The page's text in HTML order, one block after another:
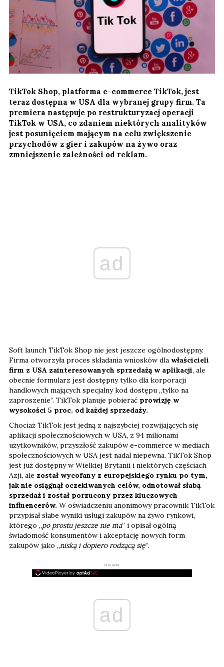
TikTok Shop, platforma e-commerce TikTok, jest
teraz dostępna w USA dla wybranej grupy firm. Ta
premiera następuje po restrukturyzacj operacji
TikTok w USA, co zdaniem niektórych analityków
jest posunięciem mającym na celu zwiększenie
przychodów z gier i zakupów na żywo oraz
zmniejszenie zależności od reklam.
ad
Soft launch TikTok Shop nie jest jeszcze ogólnodostępny.
Firma otworzyła proces składania wniosków dla właścicieli
firm z USA zainteresowanych sprzedażą w aplikacji, ale
obecnie formularz jest dostępny tylko dla korporacji
handlowych mających specjalny kod dostępu „tylko na
zaproszenie”. TikTok planuje pobierać prowizję w
wysokości 5 proc. od każdej sprzedaży.
Chociaż TikTok jest jedną z najszybciej rozwijających się
aplikacji społecznościowych w USA, z 94 milionami
użytkowników, przyszłość zakupów e-commerce w mediach
społecznościowych w USA jest nadal niepewna. TikTok Shop
jest już dostępny w Wielkiej Brytanii i niektórych częściach
Azji, ale został wycofany z europejskiego rynku po tym,
jak nie osiągnął oczekiwanych celów, odnotował słabą
sprzedaż i został porzucony przez kluczowych
influencerów. W oświadczeniu anonimowy pracownik TikTok
przypisał słabe wyniki usługi zakupów na żywo rynkowi,
którego „po prostu jeszcze nie ma” i opisał ogólną
świadomość konsumentów i akceptację nowych form
zakupów jako „niską i dopiero rodzącą się”.
REKLAMA
ad